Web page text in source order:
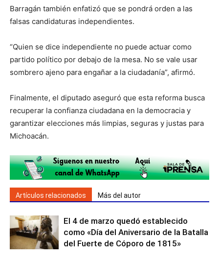
Barragán también enfatizó que se pondrá orden a las
falsas candidaturas independientes.
“Quien se dice independiente no puede actuar como
partido político por debajo de la mesa. No se vale usar
sombrero ajeno para engañar a la ciudadanía”, afirmó.
Finalmente, el diputado aseguró que esta reforma busca
recuperar la confianza ciudadana en la democracia y
garantizar elecciones más limpias, seguras y justas para
Michoacán.
Artículos relacionados Más del autor
El 4 de marzo quedó establecido
como «Día del Aniversario de la Batalla
del Fuerte de Cóporo de 1815»